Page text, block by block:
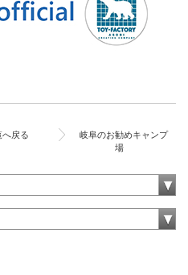
へ戻る
岐阜のお勧めキャンプ
場